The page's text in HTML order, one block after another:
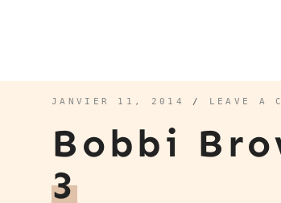
JANVIER 11, 2014 / LEAVE A
Bobbi
3